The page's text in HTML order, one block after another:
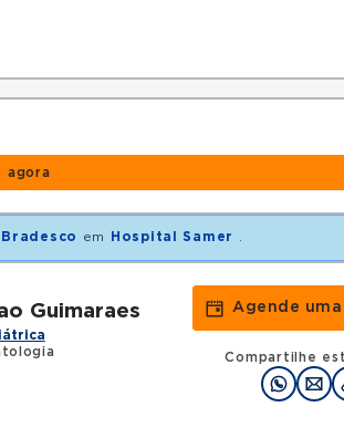
agora
Bradesco em Hospital Samer
Guimaraes Agende
Compartilhe